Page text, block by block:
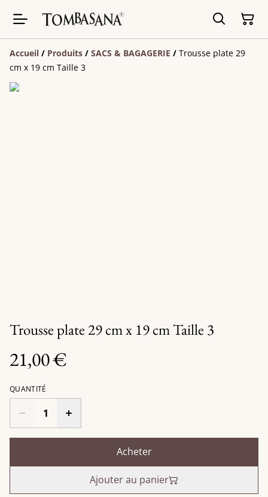
Accueil / Produits / SACS & BAGAGERIE / Trousse plate 29
cm x 19 cm Taille 3
Trousse plate 29 cm x 19 cm Taille 3
21,00 €
QUANTITÉ
Acheter
Ajouter au panier